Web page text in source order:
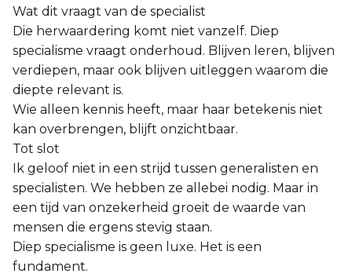
Wat dit vraagt van de specialist
Die herwaardering komt niet vanzelf. Diep
specialisme vraagt onderhoud. Blijven leren, blijven
verdiepen, maar ook blijven uitleggen waarom die
diepte relevant is.
Wie alleen kennis heeft, maar haar betekenis niet
kan overbrengen, blijft onzichtbaar.
Tot slot
Ik geloof niet in een strijd tussen generalisten en
specialisten. We hebben ze allebei nodig. Maar in
een tijd van onzekerheid groeit de waarde van
mensen die ergens stevig staan.
Diep specialisme is geen luxe. Het is een
fundament.